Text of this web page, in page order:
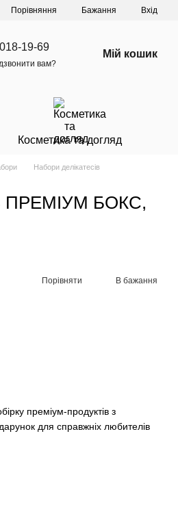
Порівняння Бажання Вхід
19-69
вам?
Мій кошик
Косметика та догляд
Набори делікатесів
ПРЕМІУМ БОКС,
Порівняти В бажання
преміум-продуктів з
для справжніх любителів